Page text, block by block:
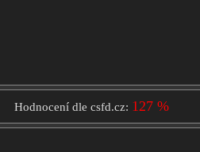
Hodnocení dle csfd.cz: 127 %